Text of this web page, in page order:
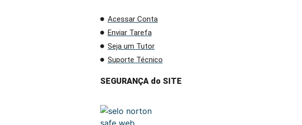
Acessar Conta
Enviar Tarefa
Seja um Tutor
Suporte Técnico
SEGURANÇA do SITE